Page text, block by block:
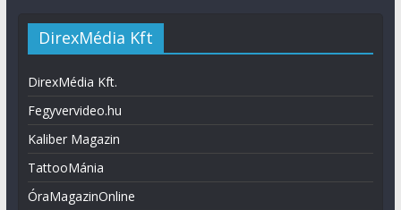
DirexMédia Kft
DirexMédia Kft.
Fegyvervideo.hu
Kaliber Magazin
TattooMánia
ÓraMagazinOnline